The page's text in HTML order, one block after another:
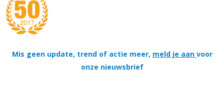
Mis geen update, trend of actie meer, meld je aan voor
onze nieuwsbrief
Tassen
Thema's